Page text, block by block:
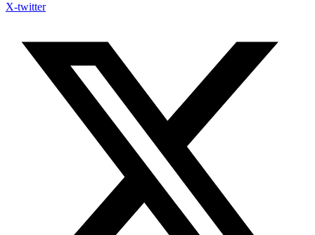
X-twitter